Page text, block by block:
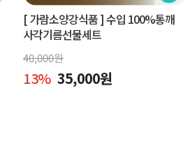
[ 가람소양강식품 ]수입 100%통깨
사각기름선물세트
40,000원
13% 35,000원